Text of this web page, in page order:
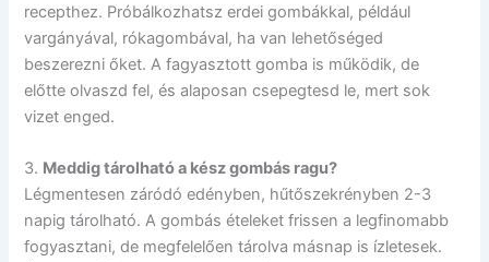
recepthez. Próbálkozhatsz erdei gombákkal, például
vargányával, rókagombával, ha van lehetőséged
beszerezni őket. A fagyasztott gomba is működik, de
előtte olvaszd fel, és alaposan csepegtesd le, mert sok
vizet enged.
3. Meddig tárolható a kész gombás ragu?
Légmentesen záródó edényben, hűtőszekrényben 2-3
napig tárolható. A gombás ételeket frissen a legfinomabb
fogyasztani, de megfelelően tárolva másnap is ízletesek.